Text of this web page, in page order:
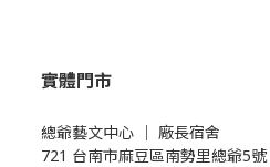
實體門市
總爺藝文中心 ｜ 廠長宿舍
721 台南市麻豆區南勢里總爺5號